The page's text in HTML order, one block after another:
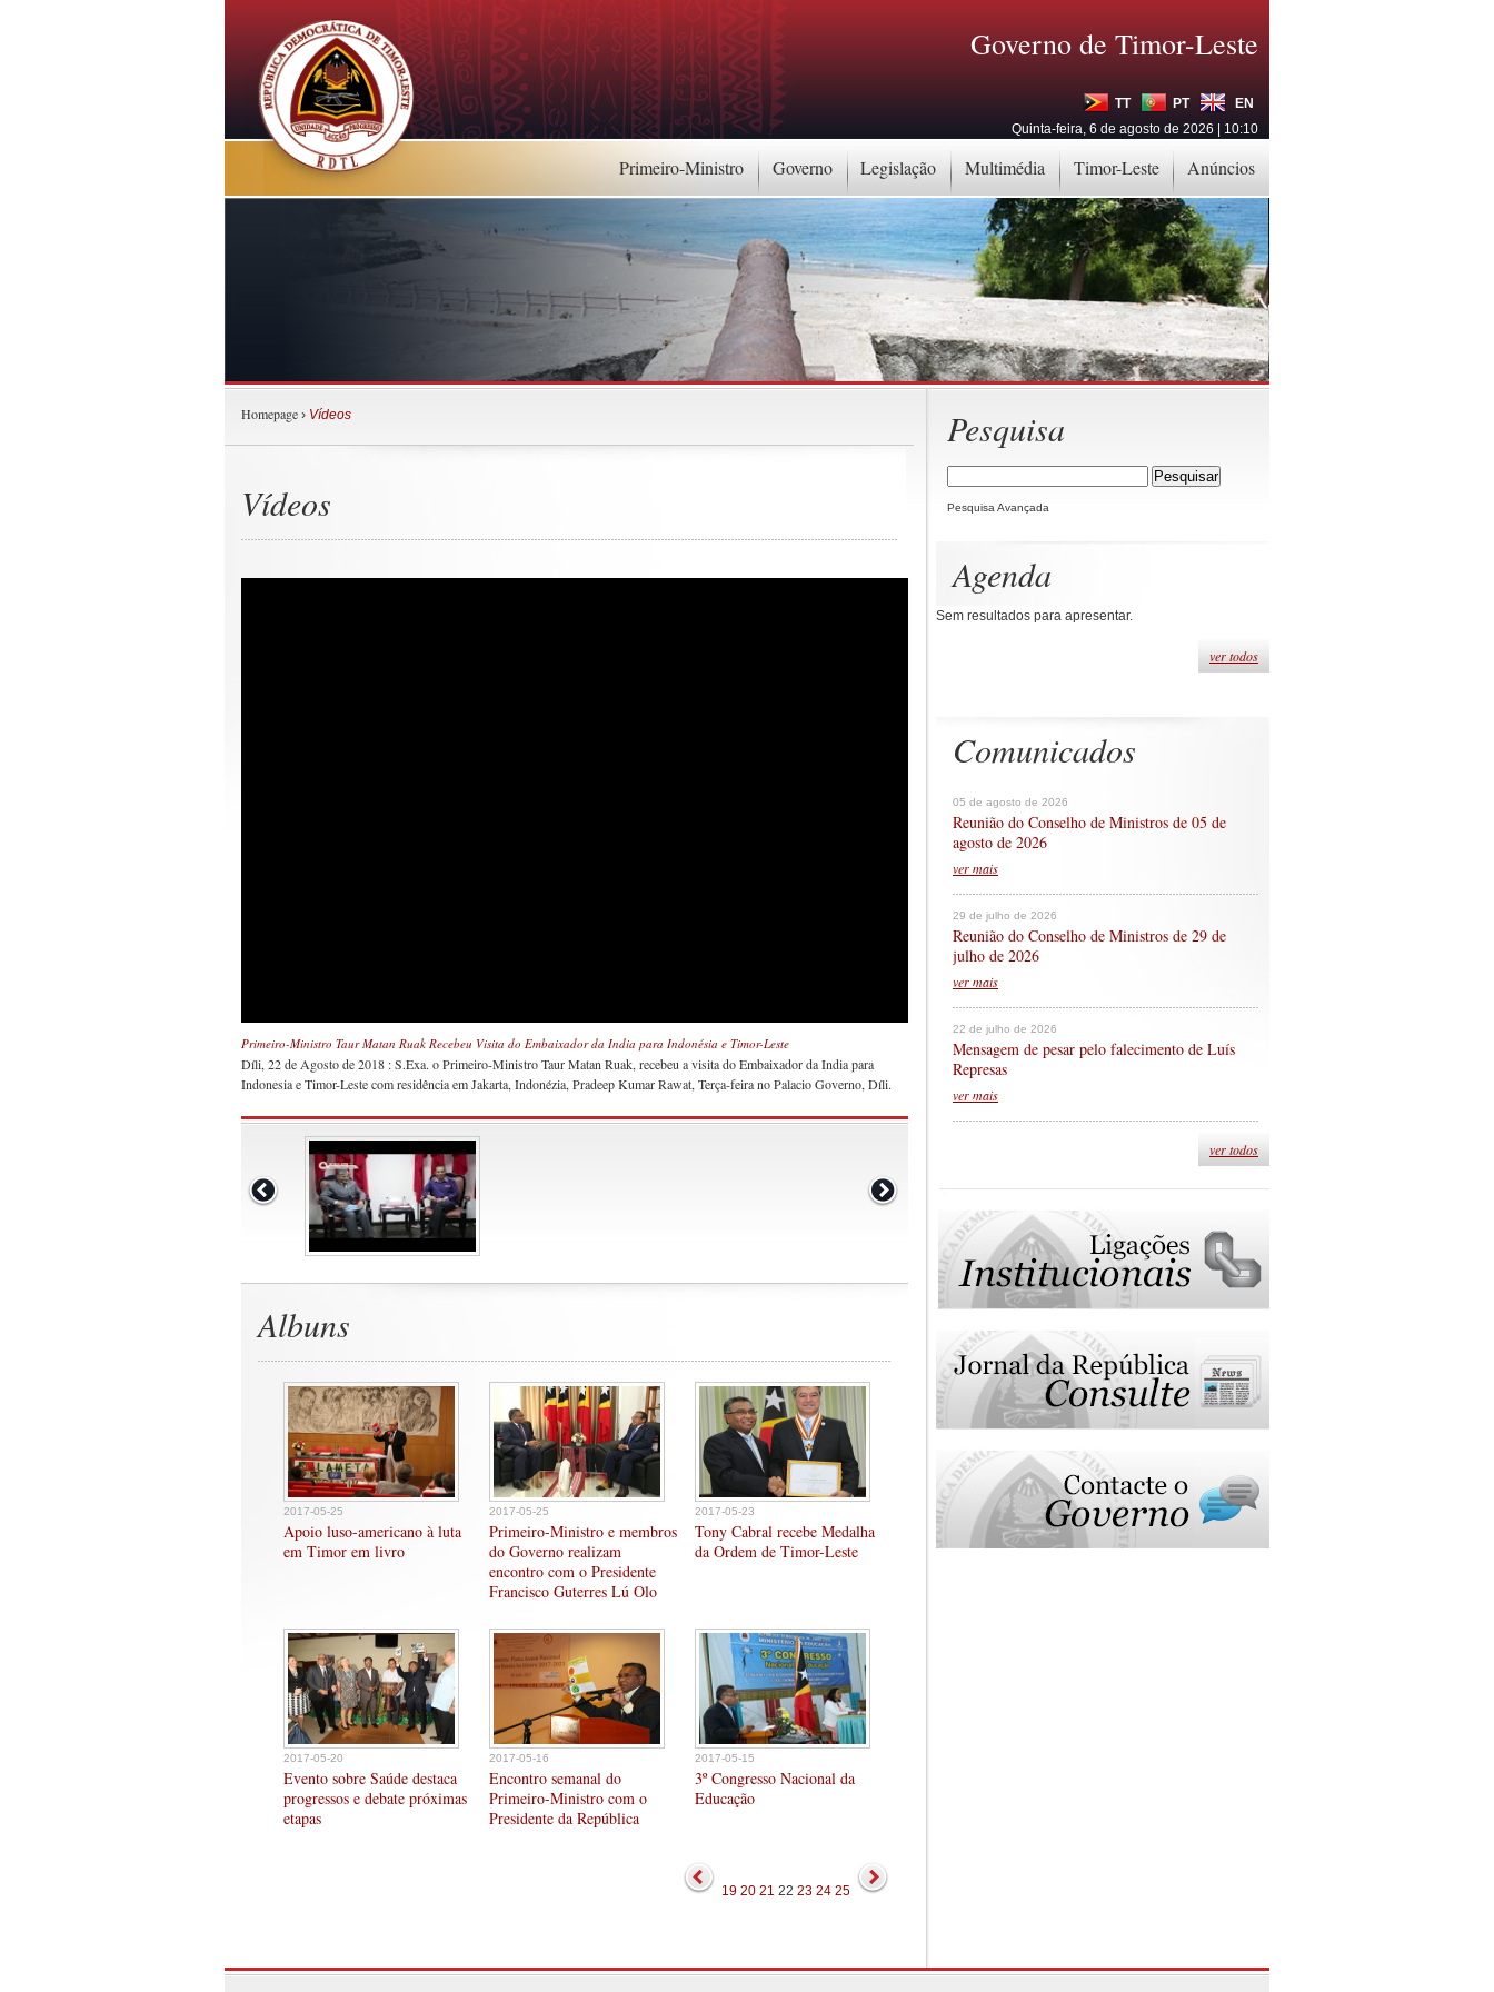
Primeiro-Ministro Governo Legislação Multimédia Timor-Leste Anúncios
Governo de Timor-Leste
TT PT
EN
Quinta-feira, 6 de agosto de 2026 | 10:10
Pesquisa
Pesquisa Avançada
Agenda
Sem resultados para apresentar.
ver todos
Comunicados
05 de agosto de 2026
Reunião do Conselho de Ministros de 05 de
agosto de 2026
ver mais
29 de julho de 2026
Reunião do Conselho de Ministros de 29 de
julho de 2026
ver mais
22 de julho de 2026
Mensagem de pesar pelo falecimento de Luís
Represas
ver mais
ver todos
Homepage › Vídeos
Vídeos
Primeiro-Ministro Taur Matan Ruak Recebeu Visita do Embaixador da India para Indonésia e Timor-Leste
Díli, 22 de Agosto de 2018 : S.Exa. o Primeiro-Ministro Taur Matan Ruak, recebeu a visita do Embaixador da India para
Indonesia e Timor-Leste com residência em Jakarta, Indonézia, Pradeep Kumar Rawat, Terça-feira no Palacio Governo, Díli.
Albuns
2017-05-25
Apoio luso-americano à luta
em Timor em livro
2017-05-25
Primeiro-Ministro e membros
do Governo realizam
encontro com o Presidente
Francisco Guterres Lú Olo
2017-05-23
Tony Cabral recebe Medalha
da Ordem de Timor-Leste
2017-05-20
Evento sobre Saúde destaca
progressos e debate próximas
etapas
2017-05-16
Encontro semanal do
Primeiro-Ministro com o
Presidente da República
2017-05-15
3º Congresso Nacional da
Educação
19 20 21 22 23 24 25